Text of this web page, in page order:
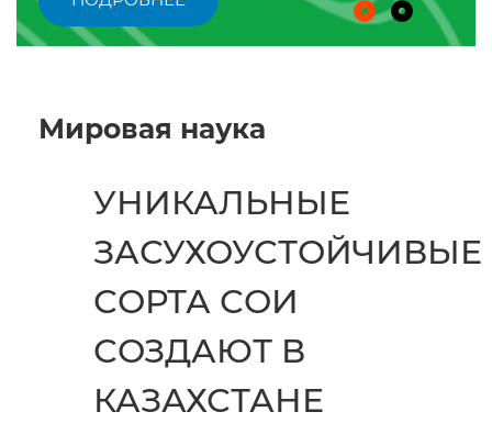
Мировая наука
УНИКАЛЬНЫЕ
ЗАСУХОУСТОЙЧИВЫЕ
СОРТА СОИ
СОЗДАЮТ В
КАЗАХСТАНЕ